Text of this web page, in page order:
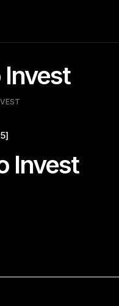
Invest